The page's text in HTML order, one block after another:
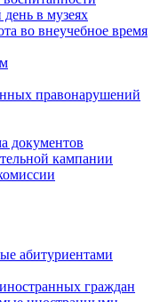
в музеях
во внеучебное время
правонарушений
документов
кампании
абитуриентами
граждан